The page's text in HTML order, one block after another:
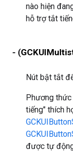
nào hiện
hỗ trợ tắt
- (
Nút bật tắt
Phương
tiếng" thích
được tự